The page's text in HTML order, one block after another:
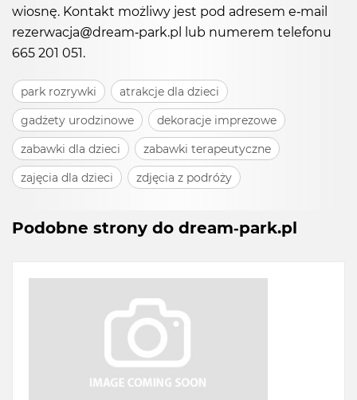
wiosnę. Kontakt możliwy jest pod adresem e-mail
rezerwacja@dream-park.pl lub numerem telefonu
665 201 051.
park rozrywki
atrakcje dla dzieci
gadżety urodzinowe
dekoracje imprezowe
zabawki dla dzieci
zabawki terapeutyczne
zajęcia dla dzieci
zdjęcia z podróży
Podobne strony do dream-park.pl